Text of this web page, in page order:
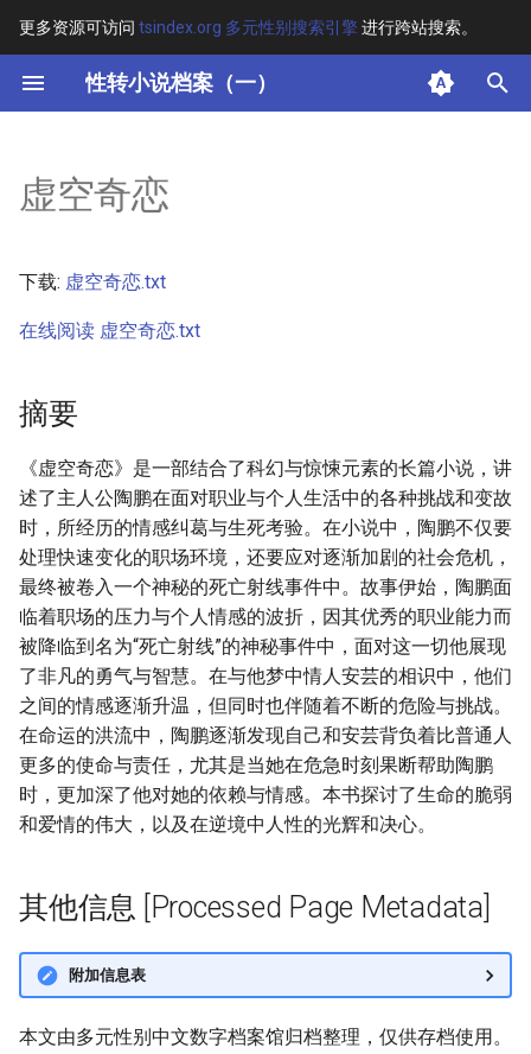
更多资源可访问 tsindex.org 多元性别搜索引擎进行跨站搜索。
性转小说档案（一）
键
开
搜
索
其他信息 [Processed Page
虚空奇恋
下载: 虚空奇恋.txt
在线阅读 虚空奇恋.txt
摘要
《虚空奇恋》是一部结合了科幻与惊悚元素的长篇小说，讲
述了主人公陶鹏在面对职业与个人生活中的各种挑战和变故
时，所经历的情感纠葛与生死考验。在小说中，陶鹏不仅要
处理快速变化的职场环境，还要应对逐渐加剧的社会危机，
最终被卷入一个神秘的死亡射线事件中。故事伊始，陶鹏面
临着职场的压力与个人情感的波折，因其优秀的职业能力而
被降临到名为“死亡射线”的神秘事件中，面对这一切他展现
了非凡的勇气与智慧。在与他梦中情人安芸的相识中，他们
之间的情感逐渐升温，但同时也伴随着不断的危险与挑战。
在命运的洪流中，陶鹏逐渐发现自己和安芸背负着比普通人
更多的使命与责任，尤其是当她在危急时刻果断帮助陶鹏
时，更加深了他对她的依赖与情感。本书探讨了生命的脆弱
和爱情的伟大，以及在逆境中人性的光辉和决心。
其他信息 [Processed Page Metadata]
附加信息表
本文由多元性别中文数字档案馆归档整理，仅供存档使用。